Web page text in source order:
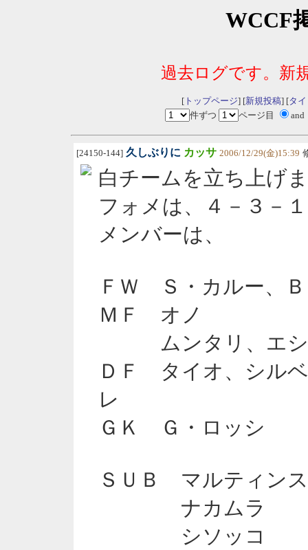
WCCF
過去ログです。新
[トップページ] [新規投稿] [タ
件ずつ
ページ目 and
[24150-144] 久しぶりに カッサ 2006/12/29(金)15:39
白チームを立ち上げ
フォメは、４－３－
メンバーは、
ＦＷ Ｓ・カルー、
ＭＦ オノ
ムンタリ、エシ
ＤＦ タイオ、シル
レ
ＧＫ Ｇ・ロッシ
ＳＵＢ マルティンス
ナカムラ
シソッコ